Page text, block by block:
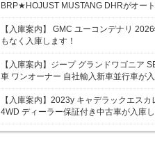
BRP★HOJUST MUSTANG DHRがオー
【入庫案内】 GMC ユーコンデナリ
もなく入庫します！
【入庫案内】ジープ グランドワゴニア
車 ワンオーナー 自社輸入新車並行車が入
【入庫案内】2023y キャデラックエスカ
4WD ディーラー保証付き中古車が入庫し